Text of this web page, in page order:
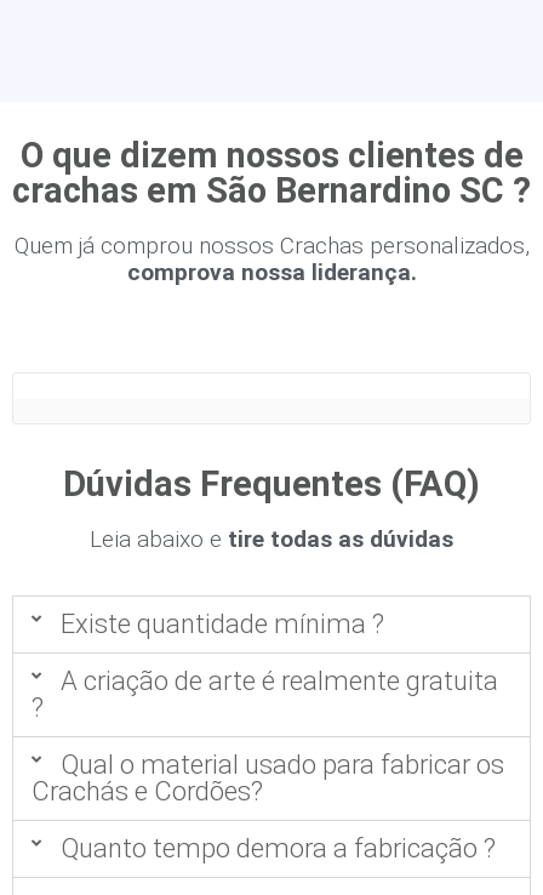
O que dizem nossos clientes de
crachas em São Bernardino SC ?
Quem já comprou nossos Crachas personalizados,
comprova nossa liderança.
Dúvidas Frequentes (FAQ)
Leia abaixo e tire todas as dúvidas
Existe quantidade mínima ?
A criação de arte é realmente gratuita
?
Qual o material usado para fabricar os
Crachás e Cordões?
Quanto tempo demora a fabricação ?